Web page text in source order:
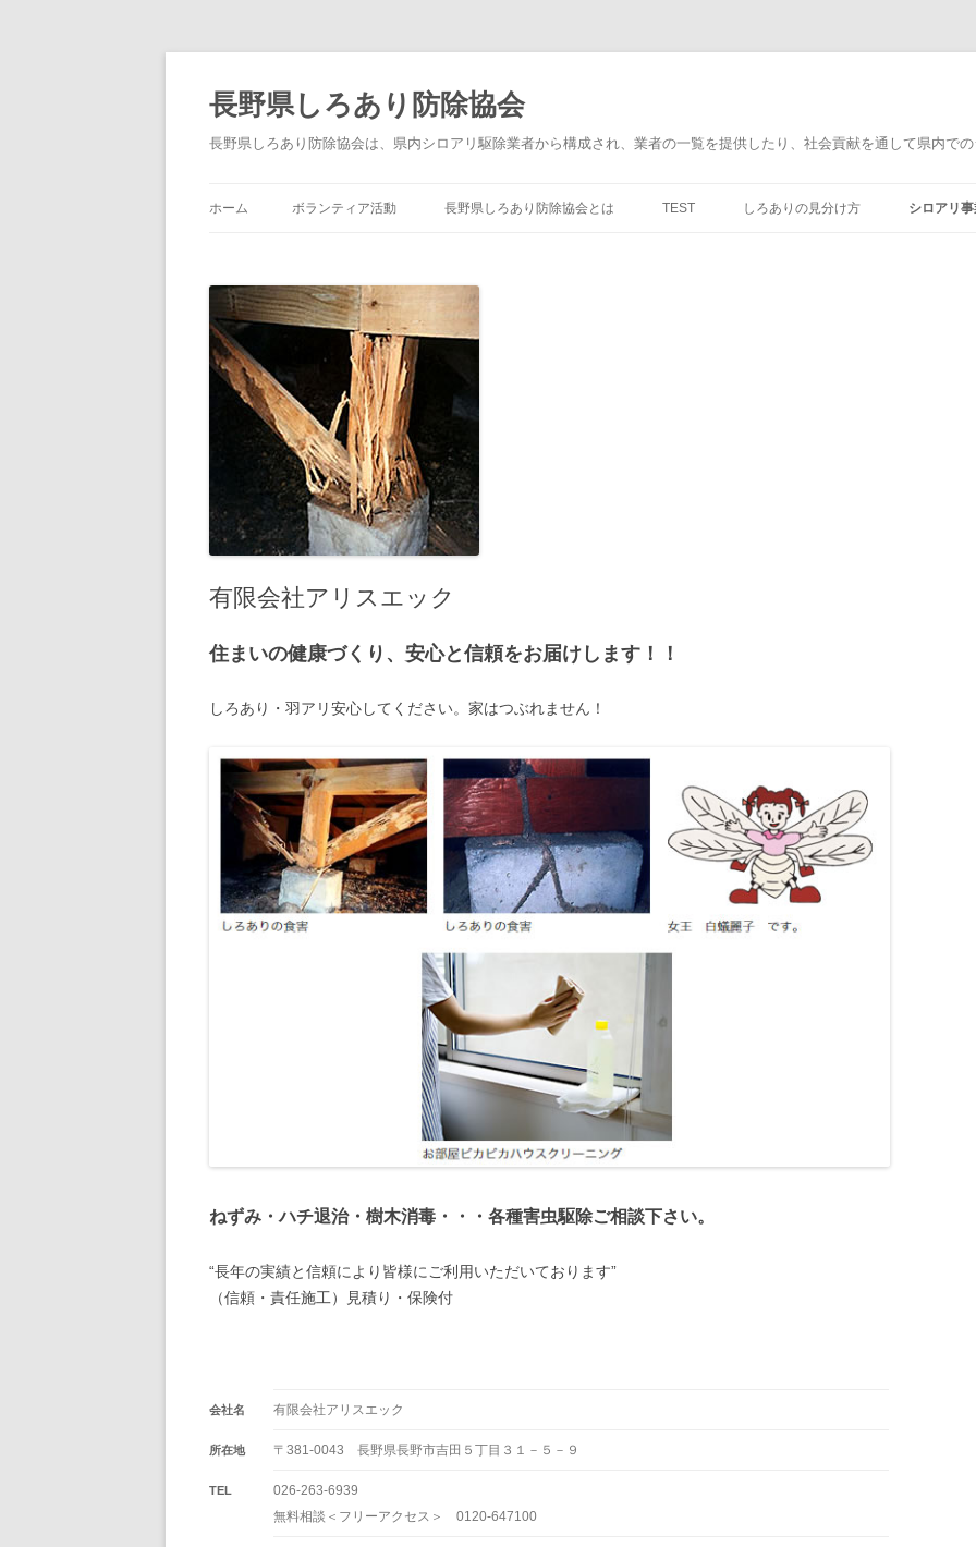
長野県しろあり防除協会
長野県しろあり防除協会は、県内シロアリ駆除業者から構成され、業者の一覧を提供したり、社会貢献を通して県内での
ン
ホーム ボランティア活動 長野県しろあり防除協会とは TEST しろありの見分け方 シロアリ
株式会社
ナルコ薬
朝日サニ
飯田環境
株式会社
株式会社
信州消毒
株式会社
有限会社アリスエック
住まいの健康づくり、安心と信頼をお届けします！！
しろあり・羽アリ安心してください。家はつぶれません！
ねずみ・ハチ退治・樹木消毒・・・各種害虫駆除ご相談下さい。
“長年の実績と信頼により皆様にご利用いただいております”
（信頼・責任施工）見積り・保険付
会社名 有限会社アリスエック
所在地 〒381-0043 長野県長野市吉田５丁目３１－５－９
TEL
026-263-6939
無料相談＜フリーアクセス＞ 0120-647100